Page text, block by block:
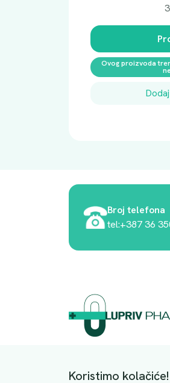
Ovog proizvoda
Broj telefona
tel:+387 36
Koristimo kolačiće!